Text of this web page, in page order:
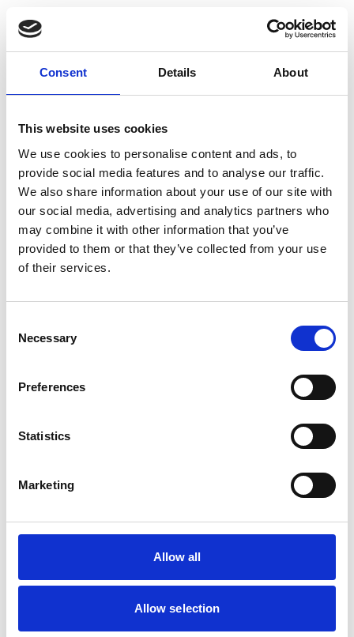
Consent Details About
This website uses cookies
We use cookies to personalise content and ads, to
provide social media features and to analyse our traffic.
We also share information about your use of our site with
our social media, advertising and analytics partners who
may combine it with other information that you’ve
provided to them or that they’ve collected from your use
of their services.
Selection
Necessary
Preferences
Statistics
Marketing
Allow all
Allow selection